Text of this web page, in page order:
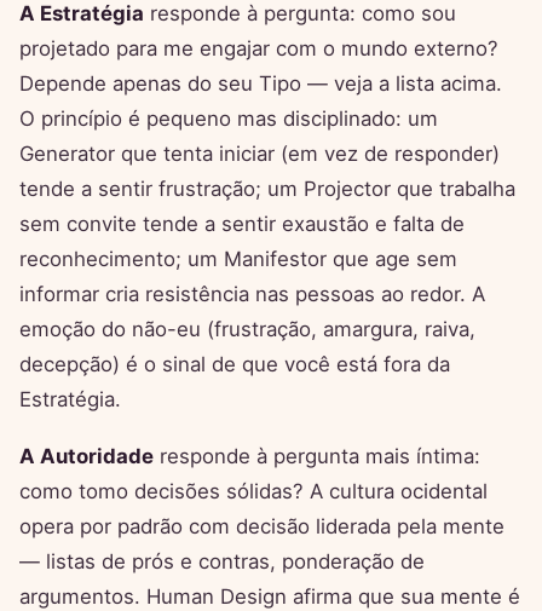
A Estratégia responde à pergunta: como sou
projetado para me engajar com o mundo externo?
Depende apenas do seu Tipo — veja a lista acima.
O princípio é pequeno mas disciplinado: um
Generator que tenta iniciar (em vez de responder)
tende a sentir frustração; um Projector que trabalha
sem convite tende a sentir exaustão e falta de
reconhecimento; um Manifestor que age sem
informar cria resistência nas pessoas ao redor. A
emoção do não-eu (frustração, amargura, raiva,
decepção) é o sinal de que você está fora da
Estratégia.
A Autoridade responde à pergunta mais íntima:
como tomo decisões sólidas? A cultura ocidental
opera por padrão com decisão liderada pela mente
— listas de prós e contras, ponderação de
argumentos. Human Design afirma que sua mente é